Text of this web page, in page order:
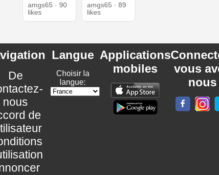
amgs65 · 90
likes
amgs65 · 89
likes
De
nous
de
Langue
Choisir la
langue:
Applications
mobiles
vous
nous